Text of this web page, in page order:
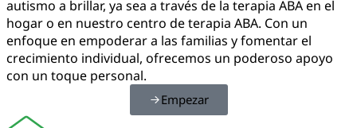
autismo a brillar, ya sea a través de la terapia ABA en el
hogar o en nuestro centro de terapia ABA. Con un
enfoque en empoderar a las familias y fomentar el
crecimiento individual, ofrecemos un poderoso apoyo
con un toque personal.
Empezar